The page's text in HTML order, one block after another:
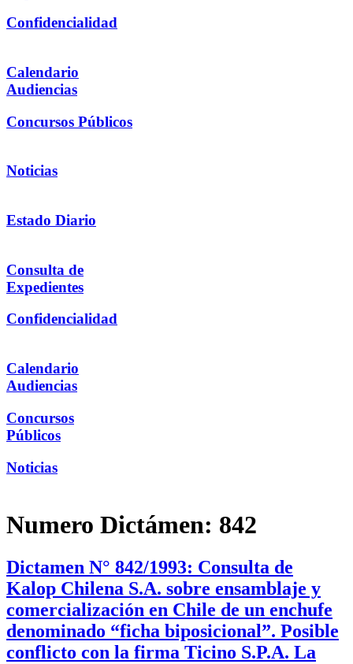
Confidencialidad
Calendario
Audiencias
Concursos Públicos
Noticias
Estado Diario
Consulta de
Expedientes
Confidencialidad
Calendario
Audiencias
Concursos
Públicos
Noticias
Numero Dictámen: 842
Dictamen N° 842/1993: Consulta de
Kalop Chilena S.A. sobre ensamblaje y
comercialización en Chile de un enchufe
denominado “ficha biposicional”. Posible
conflicto con la firma Ticino S.P.A. La